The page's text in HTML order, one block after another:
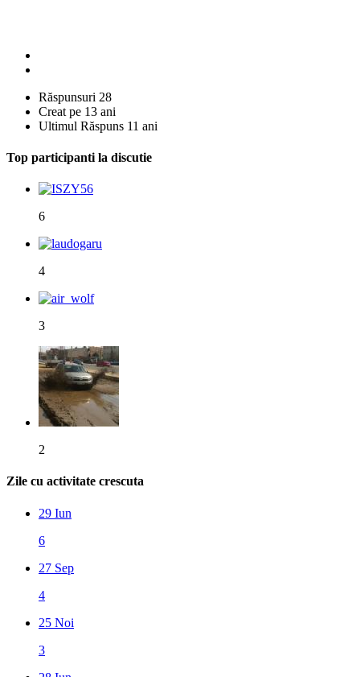
Răspunsuri 28
Creat pe 13 ani
Ultimul Răspuns 11 ani
Top participanti la discutie
6
4
3
2
Zile cu activitate crescuta
29 Iun
6
27 Sep
4
25 Noi
3